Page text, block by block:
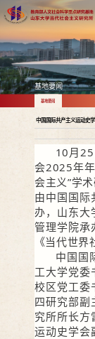
基地要闻
基地要闻
中国国际共产主义运动史
10月
会2025年
会主义”学
由中国国际
办，山东大
管理学院承
《当代世界
中国国
工大学党委
校区党工委
四研究部副
究所所长方
运动史学会